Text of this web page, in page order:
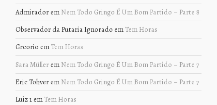
Admiradorem Nem Todo Gringo É Um Bom Partido – Parte 8
Observador da Putaria Ignorado em Tem Horas
Greorio em Tem Horas
Sara Müllerem Nem Todo Gringo É Um Bom Partido – Parte 7
Eric Tohverem Nem Todo Gringo É Um Bom Partido – Parte 7
Luiz 1em Tem Horas